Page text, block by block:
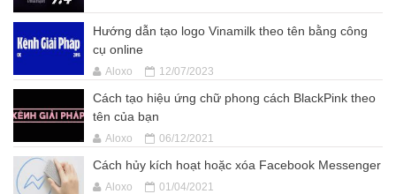
Hướng dẫn tạo logo Vinamilk theo tên bằng công
cụ online
Aloxo 12/07/2023
Cách tạo hiệu ứng chữ phong cách BlackPink theo
tên của bạn
Aloxo 06/12/2021
Cách hủy kích hoạt hoặc xóa Facebook Messenger
Aloxo 01/04/2021